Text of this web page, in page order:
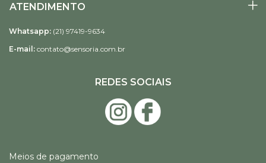
ATENDIMENTO
Whatsapp: (21) 97419-9634
E-mail: contato@sensoria.com.br
REDES SOCIAIS
Meios de pagamento